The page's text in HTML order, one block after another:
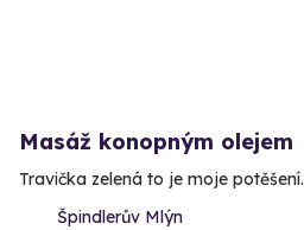
Masáž konopným olejem
Travička zelená to je moje potěšení.
Špindlerův Mlýn